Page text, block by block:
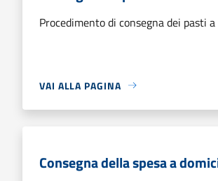
Procedimento di consegna dei pasti
VAI ALLA PAGINA
Consegna della spesa a